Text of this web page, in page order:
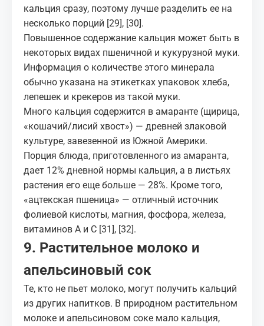
кальция сразу, поэтому лучше разделить ее на
несколько порций [29], [30].
Повышенное содержание кальция может быть в
некоторых видах пшеничной и кукурузной муки.
Информация о количестве этого минерала
обычно указана на этикетках упаковок хлеба,
лепешек и крекеров из такой муки.
Много кальция содержится в амаранте (щирица,
«кошачий/лисий хвост») — древней злаковой
культуре, завезенной из Южной Америки.
Порция блюда, приготовленного из амаранта,
дает 12% дневной нормы кальция, а в листьях
растения его еще больше — 28%. Кроме того,
«ацтекская пшеница» — отличный источник
фолиевой кислоты, магния, фосфора, железа,
витаминов А и С [31], [32].
9. Растительное молоко и
апельсиновый сок
Те, кто не пьет молоко, могут получить кальций
из других напитков. В природном растительном
молоке и апельсиновом соке мало кальция,